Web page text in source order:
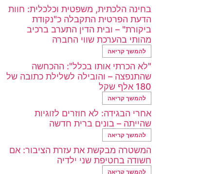
בחינה הלכתית, משפטית וכלכלית: חוות
הדעת הפרטית התקבלה כ"נקודת
ביקורת" – ובית הדין התערב ברכיב
מהותי בהערכת שווי החברה
להמשך קריאה
"לא הכרתי אותו בכלל": ההכחשה
שהתנפצה – והובילה לשלילת כתובה של
180 אלף שקל
להמשך קריאה
אחרי הבגידה: לא חוזרים לזוגיות
שהייתה – בונים ברית חדשה
להמשך קריאה
המשטרה מבקשת את עזרת הציבור: אם
חשודה בחטיפת שני ילדיה
להמשך קריאה